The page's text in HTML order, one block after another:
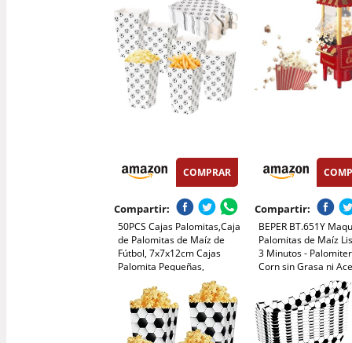
Automática Electrico
Palomitera para las
Vacaciones y las Noches de
Cine, Rojo
Sin Aceite ni Grasa |
Vaso Medidor y Tapa
Superior Abatible |
Acabado Negro
COMPRAR
Compartir:
50PCS Cajas Palomitas,Caja
de Palomitas de Maíz de
Fútbol, 7x7x12cm Cajas
Palomita Pequeñas,
Decoraciones para Fiestas
de Fútbol, para Fiesta,
Cumpleaños,
Boda,Dulce,Cine
Compartir:
BEPER BT.651Y
Palomitas de Maíz
3 Minutos -
Corn sin Grasa ni